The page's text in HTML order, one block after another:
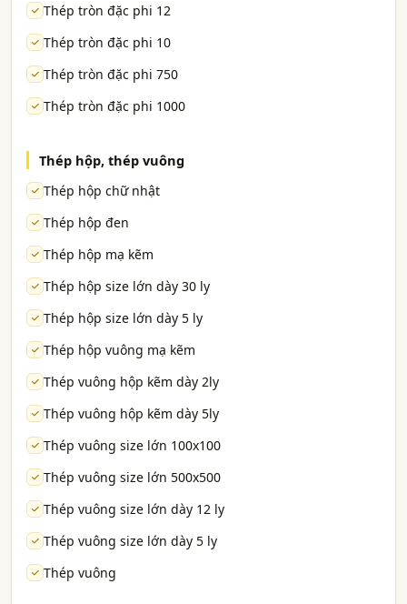
Thép tròn đặc phi 12
Thép tròn đặc phi 10
Thép tròn đặc phi 750
Thép tròn đặc phi 1000
Thép hộp, thép vuông
Thép hộp chữ nhật
Thép hộp đen
Thép hộp mạ kẽm
Thép hộp size lớn dày 30 ly
Thép hộp size lớn dày 5 ly
Thép hộp vuông mạ kẽm
Thép vuông hộp kẽm dày 2ly
Thép vuông hộp kẽm dày 5ly
Thép vuông size lớn 100x100
Thép vuông size lớn 500x500
Thép vuông size lớn dày 12 ly
Thép vuông size lớn dày 5 ly
Thép vuông